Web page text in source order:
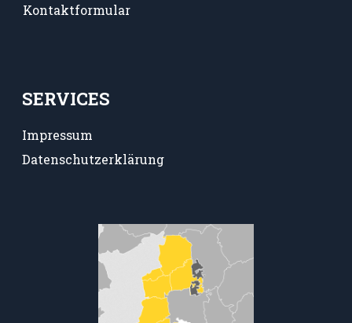
Kontaktformular
SERVICES
Impressum
Datenschutzerklärung